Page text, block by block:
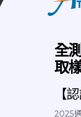
全
取
【
2025